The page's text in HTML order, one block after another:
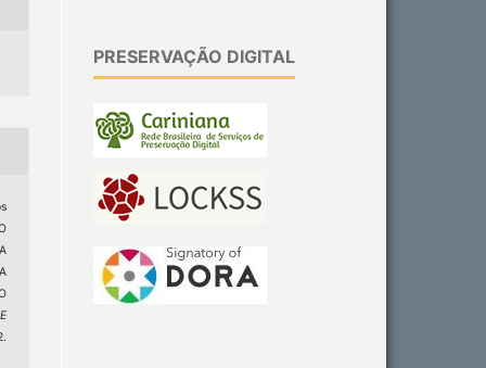
PRESERVAÇÃO DIGITAL